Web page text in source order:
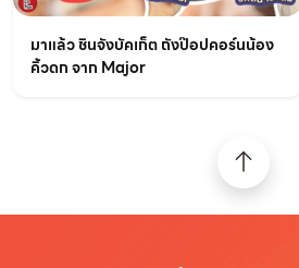
มาแล้ว ชินจังบัคเก็ต ถังป๊อปคอร์นน้อง
คิ้วดก จาก Major